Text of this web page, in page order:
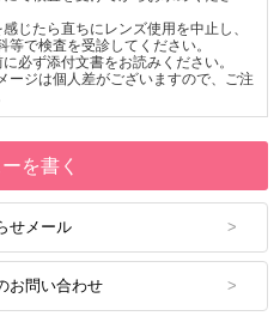
じたら直ちにレンズ使用を中止し、
等で検査を受診してください。
必ず添付文書をお読みください。
ージは個人差がございますので、ご注
を書く
せメール
お問い合わせ